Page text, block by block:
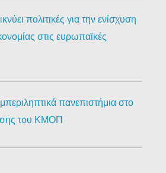
πολιτικές για την ενίσχυση
στις ευρωπαϊκές
πανεπιστήμια στο
του ΚΜΟΠ